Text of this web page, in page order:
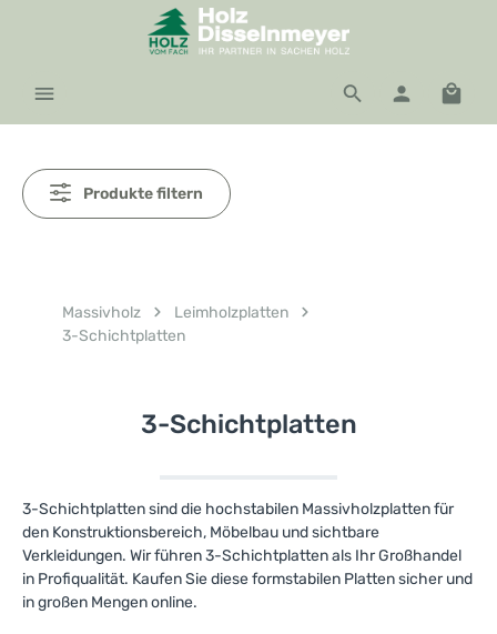
Zum Hauptinhalt springen
Produkte filtern
Massivholz
Leimholzplatten
3-Schichtplatten
3-Schichtplatten
3-Schichtplatten sind die hochstabilen Massivholzplatten für
den Konstruktionsbereich, Möbelbau und sichtbare
Verkleidungen. Wir führen 3-Schichtplatten als Ihr Großhandel
in Profiqualität. Kaufen Sie diese formstabilen Platten sicher und
in großen Mengen online.